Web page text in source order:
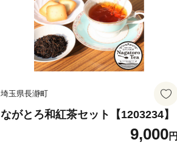
埼玉県長瀞町
ながとろ和紅茶セット【1203234】
9,000円